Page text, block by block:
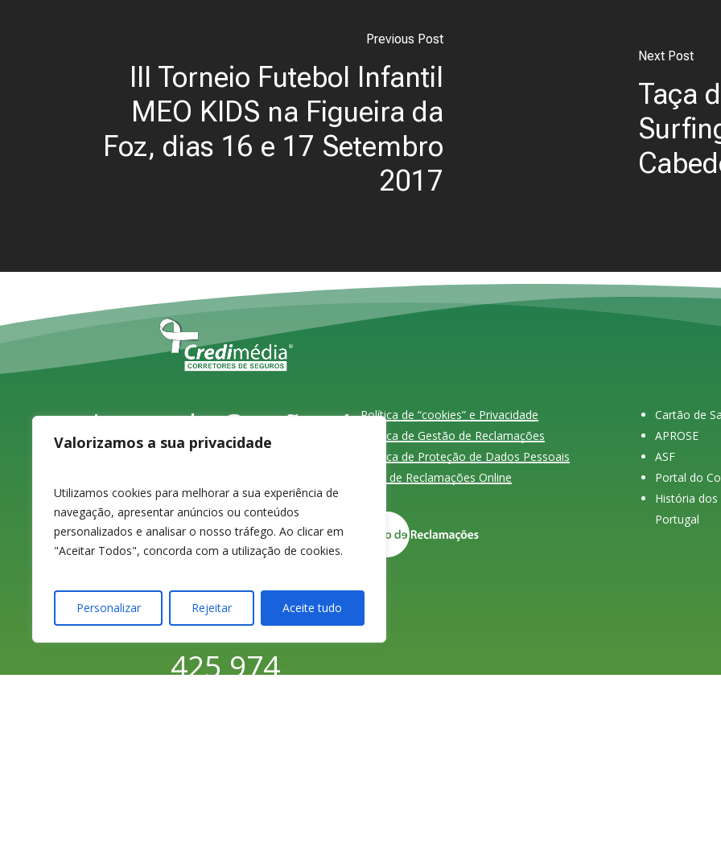
Valorizamos a sua privacidade
Utilizamos cookies para melhorar a sua experiência de
navegação, apresentar anúncios ou conteúdos
personalizados e analisar o nosso tráfego. Ao clicar em
"Aceitar Todos", concorda com a utilização de cookies.
Personalizar Rejeitar Aceite tudo
Previous Post
III Torneio Futebol Infantil
MEO KIDS na Figueira da
Foz, dias 16 e 17 Setembro
2017
Next Post
Taça
Largo do Carvão, 4,
3080-070 Figueira
da Foz
233 420 141 / 233
425 974
Política de “cookies” e Privacidade
Política de Gestão de Reclamações
Política de Proteção de Dados Pessoais
Livro de Reclamações Online
Cartão de
APROSE
ASF
Portal do
História
Portugal